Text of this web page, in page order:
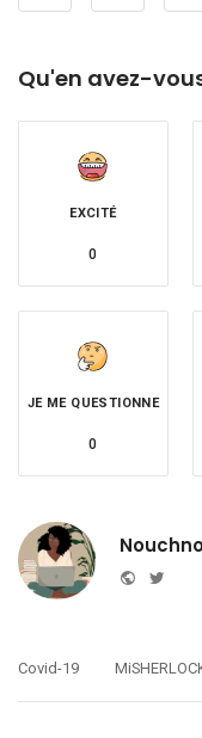
Qu'en avez-
EXCITÉ
0
JE ME QUESTIONNE
0
Website
Covid-19